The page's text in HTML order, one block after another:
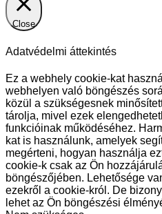
Close
Adatvédelmi áttekintés
Ez a webhely cookie-kat
webhelyen való böngészés
közül a szükségesnek
tárolja, mivel ezek
funkcióinak működéséhez.
kat is használunk, amelyek
megérteni, hogyan használja
cookie-k csak az Ön
böngészőjében. Lehetősége
ezekről a cookie-król. De
lehet az Ön böngészési